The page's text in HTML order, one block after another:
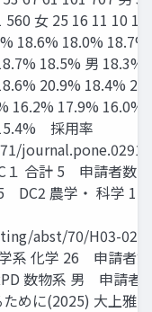
女 25 16 11 10 15
18.6% 18.0% 18.7%
18.5% 男 18.3%
20.9% 18.4%
16.2% 17.9% 16.0%
採用率
合計 5 申請者数
DC2 農学・ 科学 1
abst/70/H03-
系 化学 26 申請者
数物系 男 申請者
めに(2025) 大上雅